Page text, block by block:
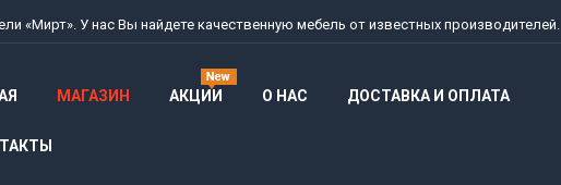
«Мирт». У нас Вы найдете качественную мебель от известных производителей.
МАГАЗИН АКЦИИ О НАС ДОСТАВКА И ОПЛАТА